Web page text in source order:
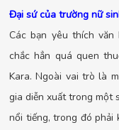
Đại sứ của trường nữ
Các bạn yêu thích
chắc hẳn quá quen
Kara. Ngoài vai trò là
gia diễn xuất trong một
nổi tiếng, trong đó phải